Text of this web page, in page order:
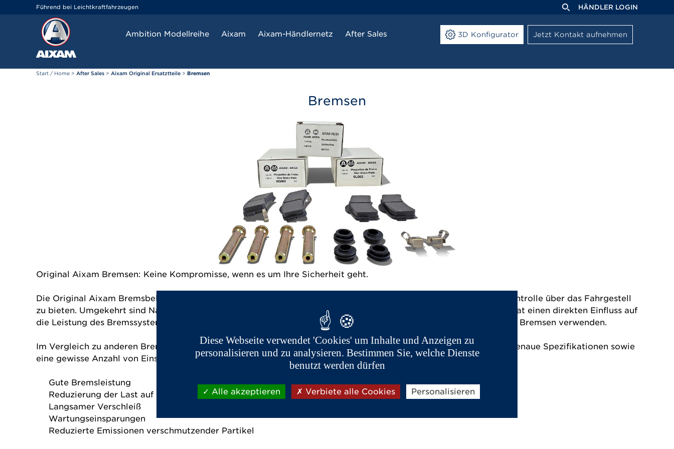
Führend bei Leichtkraftfahrzeugen HÄNDLER LOGIN
Ambition Modellreihe Aixam Aixam-Händlernetz After Sales 3D Konfigurator Jetzt Kontakt aufnehmen
Start / Home > After Sales > Aixam Original Ersatztteile > Bremsen
Bremsen
Original Aixam Bremsen: Keine Kompromisse, wenn es um Ihre Sicherheit geht.
Die Original Aixam Bremsbeläge sind speziell für jedes Modell entwickelt, um eine optimale Bremsleistung und Kontrolle über das Fahrgestell
zu bieten. Umgekehrt sind Nachbau Bremsbeläge für die Montage an verschiedenen Fahrzeugen entwickelt. Dies hat einen direkten Einfluss auf
die Leistung des Bremssystems.
Deshalb sollten Sie in keinem Fall einen Kompromiss eingehen und Original Aixam Bremsen verwenden.
Im Vergleich zu anderen Bremsbelägen auf dem Markt, sind die Original Aixam Bremsbeläge entworfen, um sehr genaue Spezifikationen sowie
eine gewisse Anzahl von Einschränkungen zu erfüllen:
Gute Bremsleistung
Reduzierung der Last auf die
Bremsscheiben
Langsamer Verschleiß
Wartungseinsparungen
Reduzierte Emissionen verschmutzender Partikel
Cookie-Einstellungen
Diese Webseite verwendet 'Cookies' um Inhalte und Anzeigen zu
personalisieren und zu analysieren. Bestimmen Sie, welche Dienste
benutzt werden dürfen
Alle akzeptieren Verbiete alle Cookies Personalisieren